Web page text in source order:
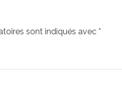
sont indiqués avec *